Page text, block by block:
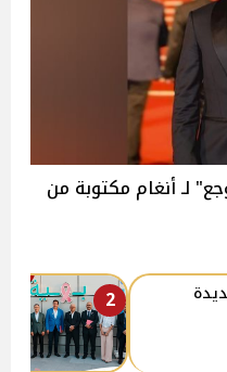
لـ أنغام مكتوبة من
2